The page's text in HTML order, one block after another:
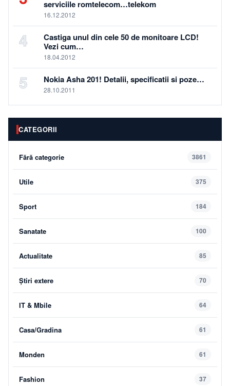
serviciile romtelecom…telekom
16.12.2012
4
Castiga unul din cele 50 de monitoare LCD!
Vezi cum…
18.04.2012
5 Nokia Asha 201! Detalii, specificatii si poze…
28.10.2011
CATEGORII
Fără categorie 3861
Utile 375
Sport 184
Sanatate 100
Actualitate 85
Știri extere 70
IT & Mbile 64
Casa/Gradina 61
Monden 61
Fashion 37